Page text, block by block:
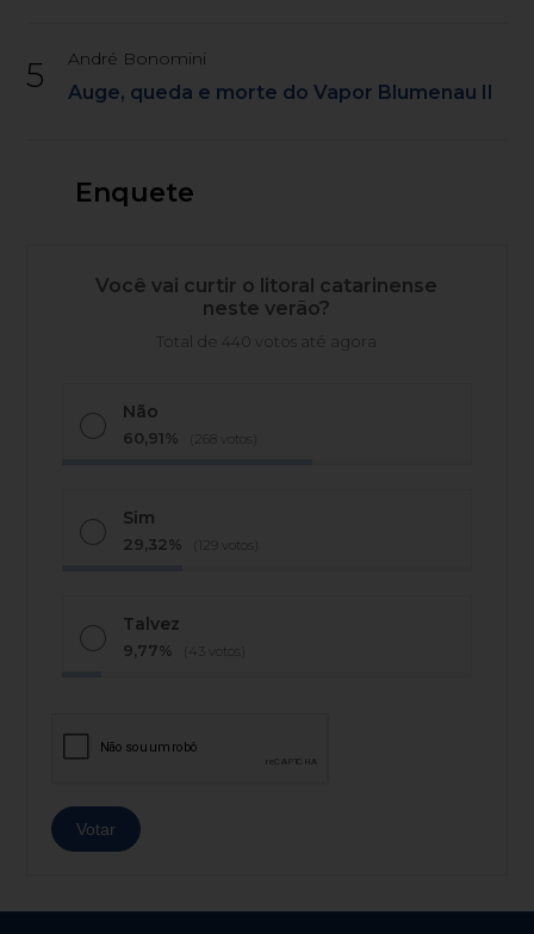
5 André Bonomini
Auge, queda e morte do Vapor Blumenau II
Enquete
Você vai curtir o litoral catarinense
neste verão?
Total de 440 votos até agora
Não
60,91% (268 votos)
Sim
29,32% (129 votos)
Talvez
9,77% (43 votos)